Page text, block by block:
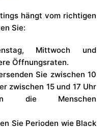
hängt vom richtigen
Sie:
Mittwoch und
Öffnungsraten.
Sie zwischen 10
zwischen 15 und 17 Uhr
die Menschen
Sie Perioden wie Black